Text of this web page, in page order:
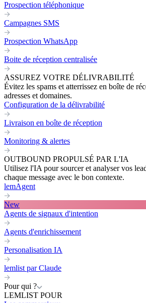
Prospection téléphonique
Campagnes SMS
Prospection WhatsApp
Boite de réception centralisée
ASSUREZ VOTRE DÉLIVRABILITÉ
Évitez les spams et atterrissez en boîte de
adresses et domaines.
Configuration de la délivrabilité
Livraison en boîte de réception
Monitoring & alertes
OUTBOUND PROPULSÉ PAR L'IA
Utilisez l'IA pour sourcer et analyser vos
chaque message avec le bon contexte.
lemAgent
New
Agents de signaux d'intention
Agents d'enrichissement
Personalisation IA
lemlist par Claude
Pour qui ?
LEMLIST POUR